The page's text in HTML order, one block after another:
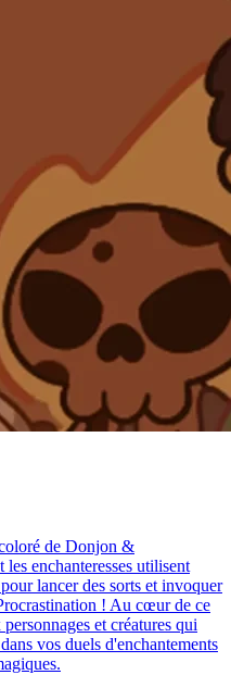
de Donjon &
enchanteresses utilisent
lancer des sorts et invoquer
! Au cœur de ce
et créatures qui
vos duels d'enchantements